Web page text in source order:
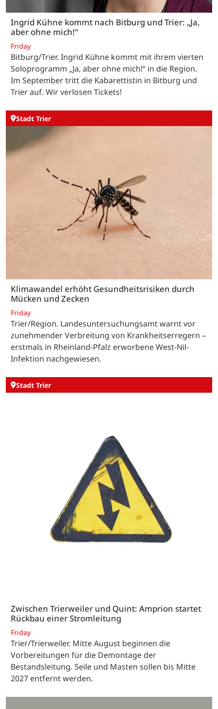
Ingrid Kühne kommt nach Bitburg und Trier: „Ja,
aber ohne mich!“
Friday
Bitburg/Trier. Ingrid Kühne kommt mit ihrem vierten
Soloprogramm „Ja, aber ohne mich!“ in die Region.
Im September tritt die Kabarettistin in Bitburg und
Trier auf. Wir verlosen Tickets!
Stadt Trier
Klimawandel erhöht Gesundheitsrisiken durch
Mücken und Zecken
Friday
Trier/Region. Landesuntersuchungsamt warnt vor
zunehmender Verbreitung von Krankheitserregern –
erstmals in Rheinland-Pfalz erworbene West-Nil-
Infektion nachgewiesen.
Stadt Trier
Zwischen Trierweiler und Quint: Amprion startet
Rückbau einer Stromleitung
Friday
Trier/Trierweiler. Mitte August beginnen die
Vorbereitungen für die Demontage der
Bestandsleitung. Seile und Masten sollen bis Mitte
2027 entfernt werden.